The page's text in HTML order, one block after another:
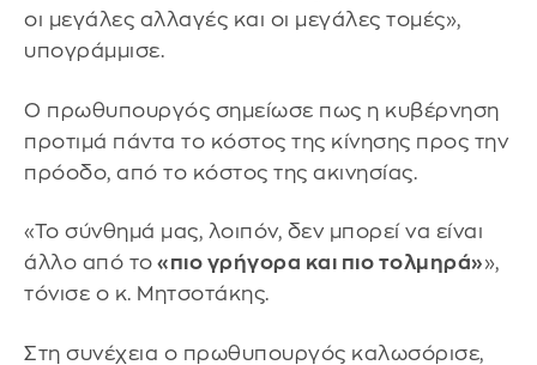
οι μεγάλες αλλαγές και οι μεγάλες τομές»,
υπογράμμισε.
Ο πρωθυπουργός σημείωσε πως η κυβέρνηση
προτιμά πάντα το κόστος της κίνησης προς την
πρόοδο, από το κόστος της ακινησίας.
«Το σύνθημά μας, λοιπόν, δεν μπορεί να είναι
άλλο από το «πιο γρήγορα και πιο τολμηρά»»,
τόνισε ο κ. Μητσοτάκης.
Στη συνέχεια ο πρωθυπουργός καλωσόρισε,